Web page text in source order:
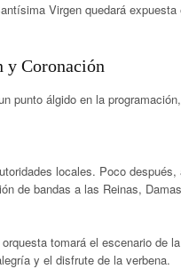
Virgen quedará
y Coronación
punto álgido en la
locales. Poco
de bandas a las Reinas,
tomará el escenario de
y el disfrute de la verbena.